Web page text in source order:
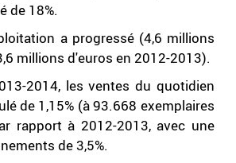
de 18%.
a progressé (4,6 millions
millions d'euros en 2012-2013).
2014, les ventes du quotidien
de 1,15% (à 93.668 exemplaires
rapport à 2012-2013, avec une
de 3,5%.